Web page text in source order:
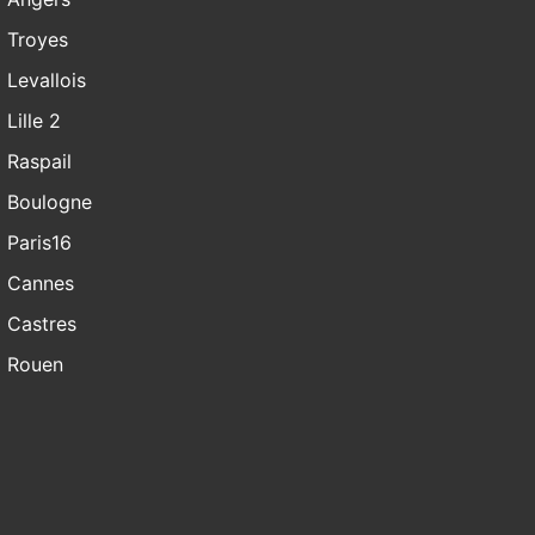
Troyes
Levallois
Lille 2
Raspail
Boulogne
Paris16
Cannes
Castres
Rouen